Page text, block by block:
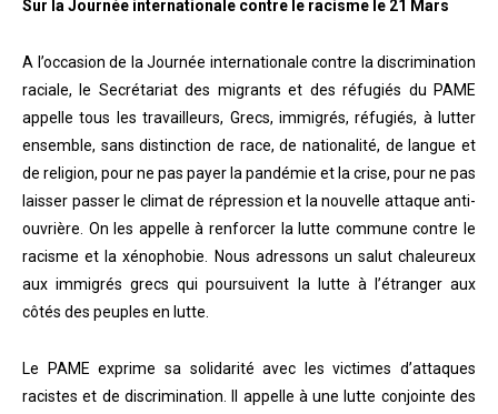
Sur la Journée internationale contre le racisme le 21 Mars
A l’occasion de la Journée internationale contre la discrimination
raciale, le Secrétariat des migrants et des réfugiés du PAME
appelle tous les travailleurs, Grecs, immigrés, réfugiés, à lutter
ensemble, sans distinction de race, de nationalité, de langue et
de religion, pour ne pas payer la pandémie et la crise, pour ne pas
laisser passer le climat de répression et la nouvelle attaque anti-
ouvrière. On les appelle à renforcer la lutte commune contre le
racisme et la xénophobie. Nous adressons un salut chaleureux
aux immigrés grecs qui poursuivent la lutte à l’étranger aux
côtés des peuples en lutte.
Le PAME exprime sa solidarité avec les victimes d’attaques
racistes et de discrimination. Il appelle à une lutte conjointe des